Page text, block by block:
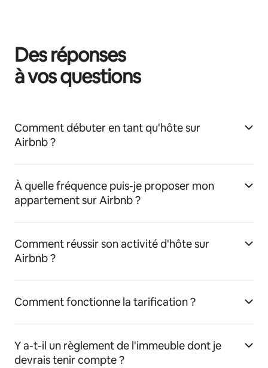
Des réponses
à vos questions
Comment débuter en tant qu'hôte sur
Airbnb ?
À quelle fréquence puis-je proposer mon
appartement sur Airbnb ?
Comment réussir son activité d'hôte sur
Airbnb ?
Comment fonctionne la tarification ?
Y a-t-il un règlement de l'immeuble dont je
devrais tenir compte ?